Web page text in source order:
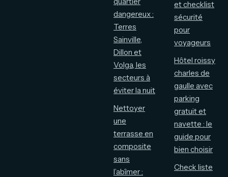
dangereux :
Terres
Sainville,
Dillon et
Volga, les
secteurs à
éviter la nuit
Nettoyer
une
terrasse en
composite
sans
l’abîmer :
et checklist
sécurité
pour
voyageurs
Hôtel roissy
charles de
gaulle avec
parking
gratuit et
navette : le
guide pour
bien choisir
Check liste